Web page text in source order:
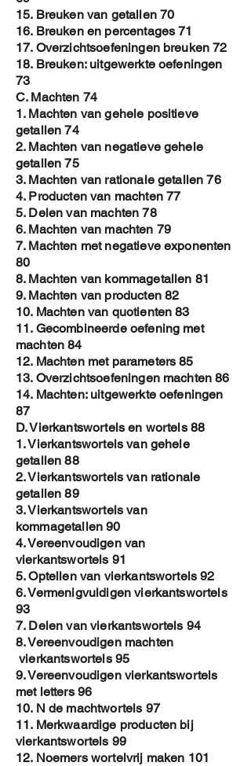
15. Breuken van getallen 70
16. Breuken en percentages 71
17. Overzichtsoefeningen breuken 72
18. Breuken: uitgewerkte oefeningen
73
C. Machten 74
1. Machten van gehele positieve
getallen 74
2. Machten van negatieve gehele
getallen 75
3. Machten van rationale getallen 76
4. Producten van machten 77
5. Delen van machten 78
6. Machten van machten 79
7. Machten met negatieve exponenten
80
8. Machten van kommagetallen 81
9. Machten van producten 82
10. Machten van quotienten 83
11. Gecombineerde oefening met
machten 84
12. Machten met parameters 85
13. Overzichtsoefeningen machten 86
14. Machten: uitgewerkte oefeningen
87
D. Vierkantswortels en wortels 88
1. Vierkantswortels van gehele
getallen 88
2. Vierkantswortels van rationale
getallen 89
3. Vierkantswortels van
kommagetallen 90
4. Vereenvoudigen van
vierkantswortels 91
5. Optellen van vierkantswortels 92
6. Vermenigvuldigen vierkantswortels
93
7. Delen van vierkantswortels 94
8. Vereenvoudigen machten
vierkantswortels 95
9. Vereenvoudigen vierkantswortels
met letters 96
10. N de machtwortels 97
11. Merkwaardige producten bij
vierkantswortels 99
12. Noemers wortelvrij maken 101